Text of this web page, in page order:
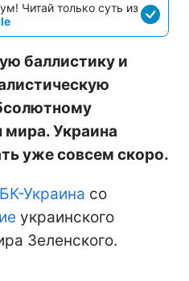
Читай только суть из
баллистику и
мира. Украина
уже совсем скоро.
Украина со
украинского
Зеленского.